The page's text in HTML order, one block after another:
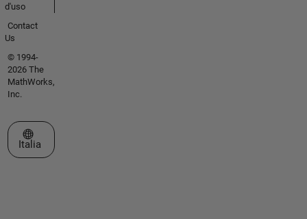
d'uso
Contact
Us
© 1994-
2026 The
MathWorks,
Inc.
Seleziona un sito web
Italia